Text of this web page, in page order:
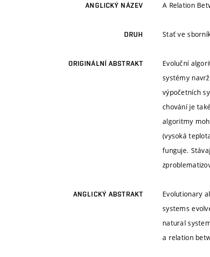
ANGLICKÝ NÁZEV A Relation
DRUH Stať ve
ORIGINÁLNÍ ABSTRAKT
Evoluční
systémy
výpočetních
chování je
algoritmy
(vysoká
funguje.
ANGLICKÝ ABSTRAKT
Evolutionary
systems
natural
a relation